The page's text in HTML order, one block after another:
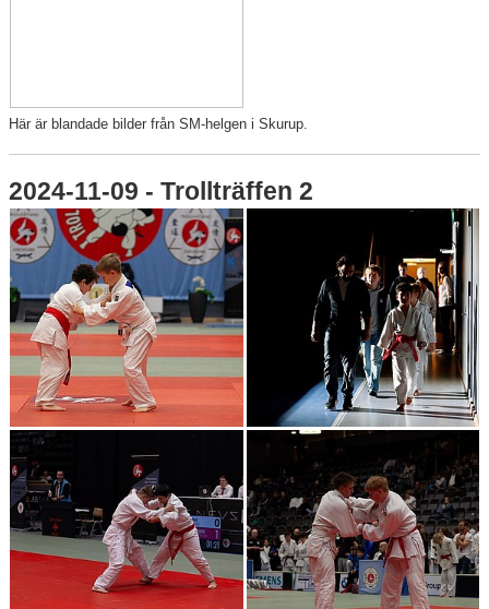
Här är blandade bilder från SM-helgen i Skurup.
2024-11-09 - Trollträffen 2